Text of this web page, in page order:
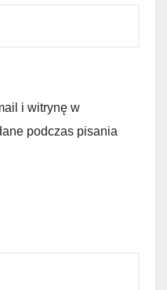
i witrynę w
podczas pisania